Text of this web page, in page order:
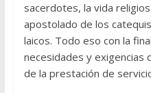
sacerdotes, la vida
apostolado de los
laicos. Todo eso con la
necesidades y exigencias
de la prestación de